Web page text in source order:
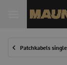
Patchkabels